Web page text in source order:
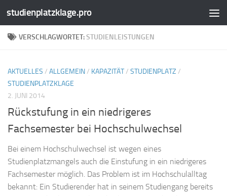
Zum Inhalt springen
studienplatzklage.pro
VERSCHLAGWORTET:STUDIENLEISTUNGEN
AKTUELLES / ALLGEMEIN/ KAPAZITÄT/ STUDIENPLATZ /
STUDIENPLATZKLAGE
2. JUNI 2014
Rückstufung in ein niedrigeres
Fachsemester bei Hochschulwechsel
Bei einem Hochschulwechsel ist wegen eines
Studienplatzmangels auch die Einstufung in ein niedrigeres
Fachsemester möglich. Das Problem ist im Hochschulalltag
bekannt: Ein Studierender hat in seinem Studiengang bereits